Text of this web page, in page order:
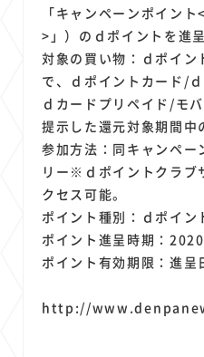
「キャンペーンポイン
>」）のｄポイントを進呈
対象の買い物：ｄポイン
で、ｄポイントカード/
ｄカードプリペイド/モ
提示した還元対象期間中
参加方法：同キャンペー
リー※ｄポイントクラブ
クセス可能。
ポイント種別：ｄポイン
ポイント進呈時期：
ポイント有効期限：進呈
http://